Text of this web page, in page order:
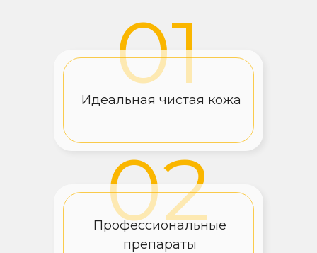
01
02
Идеальная чистая кожа
Профессиональные
препараты